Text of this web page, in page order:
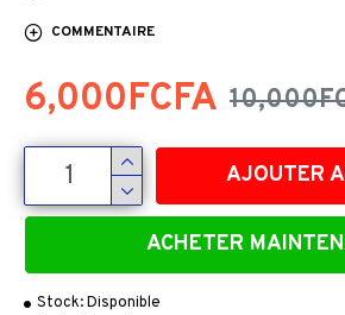
COMMENTAIRE
Stock:Disponible
6,000FCFA
AJOUTER
ACHETER